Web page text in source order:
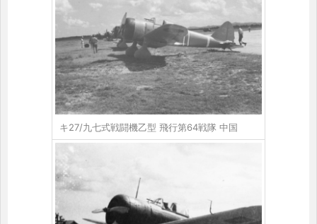
キ27/九七式戦闘機乙型 飛行第64戦隊 中国